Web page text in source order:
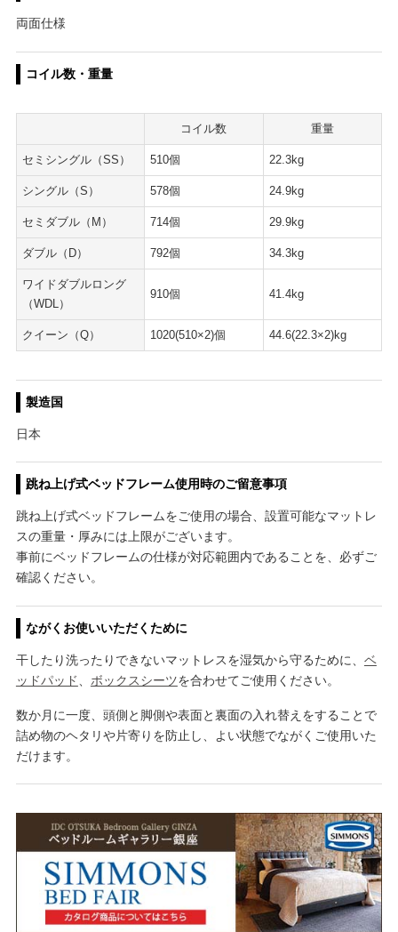
両面仕様
コイル数・重量
コイル数 重量
セミシングル（SS） 510個 22.3kg
シングル（S） 578個 24.9kg
セミダブル（M） 714個 29.9kg
ダブル（D） 792個 34.3kg
ワイドダブルロング
（WDL）
910個 41.4kg
クイーン（Q） 1020(510×2)個 44.6(22.3×2)kg
製造国
日本
跳ね上げ式ベッドフレーム使用時のご留意事項
跳ね上げ式ベッドフレームをご使用の場合、設置可能なマットレ
スの重量・厚みには上限がございます。
事前にベッドフレームの仕様が対応範囲内であることを、必ずご
確認ください。
ながくお使いいただくために
干したり洗ったりできないマットレスを湿気から守るために、 ベ
ッドパッド
ボックスシーツを合わせてご使用ください。
数か月に一度、頭側と脚側や表面と裏面の入れ替えをすることで
詰め物のヘタリや片寄りを防止し、よい状態でながくご使用いた
だけます。